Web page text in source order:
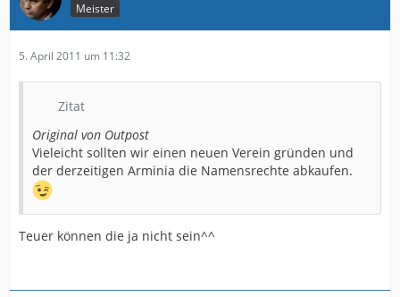
Meister
5. April 2011 um 11:32
Zitat
Original von Outpost
Vieleicht sollten wir einen neuen Verein gründen und
der derzeitigen Arminia die Namensrechte abkaufen.
Teuer können die ja nicht sein^^